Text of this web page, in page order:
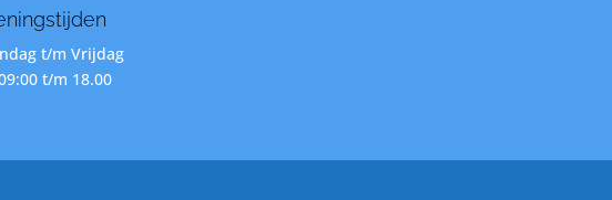
t/m Vrijdag
t/m 18.00